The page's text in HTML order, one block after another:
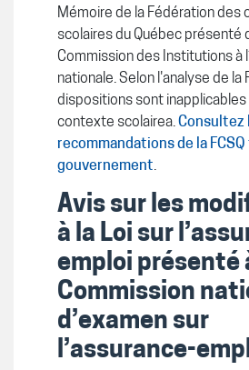
Mémoire de la Fédération des
scolaires du Québec présenté
Commission des Institutions à
nationale. Selon l'analyse de la
dispositions sont inapplicables
contexte scolairea.Consultez
recommandations de la
gouvernement.
Avis sur les
à la Loi sur
emploi présenté
Commission
d’examen sur
l’assurance-